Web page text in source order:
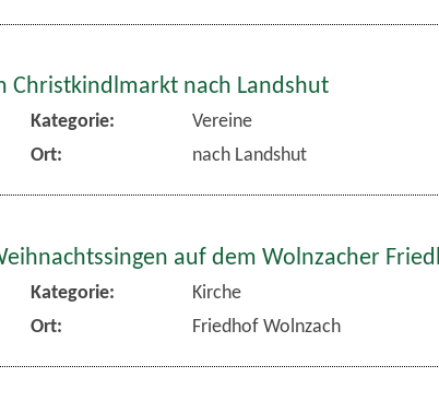
Christkindlmarkt nach Landshut
Kategorie:
Vereine
Ort:
nach Landshut
auf dem Wolnzacher
Kategorie:
Kirche
Ort:
Friedhof Wolnzach